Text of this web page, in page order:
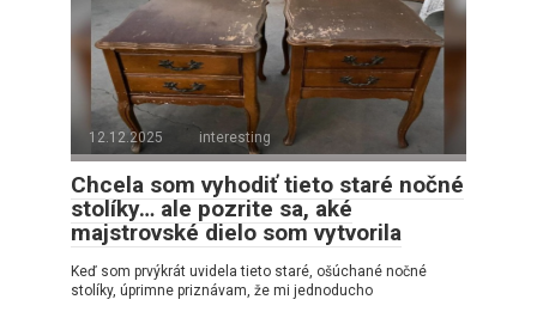
12.12.2025 interesting
Chcela som vyhodiť tieto staré nočné
stolíky… ale pozrite sa, aké
majstrovské dielo som vytvorila
Keď som prvýkrát uvidela tieto staré, ošúchané nočné
stolíky, úprimne priznávam, že mi jednoducho